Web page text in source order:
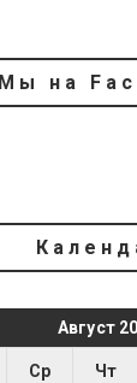
Мы на
Август
Ср Чт